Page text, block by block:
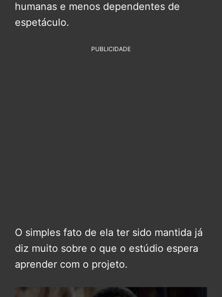
humanas e menos dependentes de
espetáculo.
PUBLICIDADE
O simples fato de ela ter sido mantida já
diz muito sobre o que o estúdio espera
aprender com o projeto.